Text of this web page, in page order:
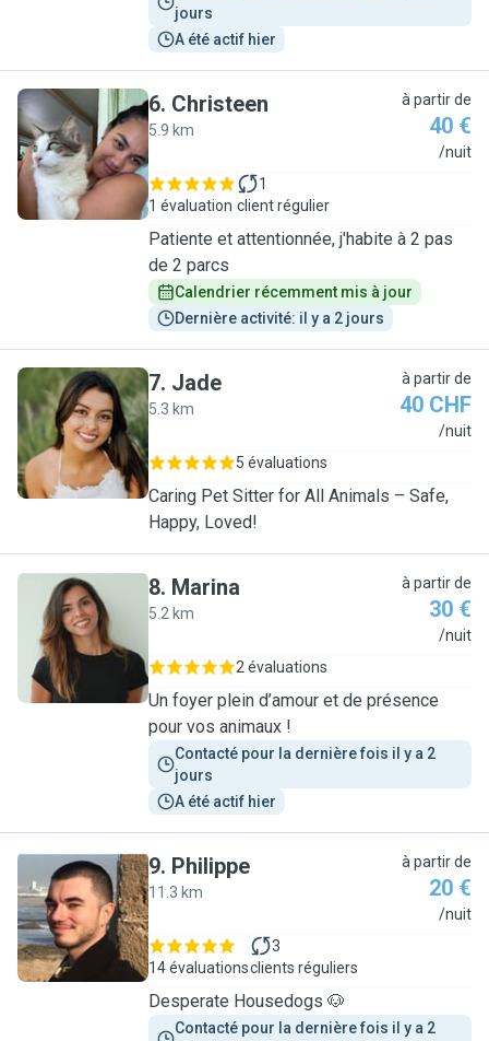
jours
A été actif hier
C
6. Christeen
5.9 km
à partir de
40 €
/nuit
1 évaluation
1
client régulier
Patiente et attentionnée, j'habite à 2 pas
de 2 parcs
Calendrier récemment mis à jour
Dernière activité: il y a 2 jours
J
7. Jade
5.3 km
à partir de
40 CHF
/nuit
5 évaluations
Caring Pet Sitter for All Animals – Safe,
Happy, Loved!
M
8. Marina
5.2 km
à partir de
30 €
/nuit
2 évaluations
Un foyer plein d’amour et de présence
pour vos animaux !
Contacté pour la dernière fois il y a 2
jours
A été actif hier
P
9. Philippe
11.3 km
à partir de
20 €
/nuit
14 évaluations
3
clients réguliers
Desperate Housedogs 🐶
Contacté pour la dernière fois il y a 2